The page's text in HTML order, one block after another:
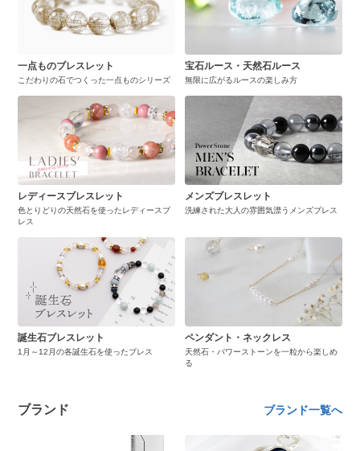
一点ものブレスレット
こだわりの石でつくった一点ものシリーズ
宝石ルース・天然石ルース
無限に広がるルースの楽しみ方
レディースブレスレット
色とりどりの天然石を使ったレディースブ
レス
メンズブレスレット
洗練された大人の雰囲気漂うメンズブレス
誕生石ブレスレット
1月～12月の各誕生石を使ったブレス
ペンダント・ネックレス
天然石・パワーストーンを一粒から楽しめ
る
ブランド ブランド一覧へ